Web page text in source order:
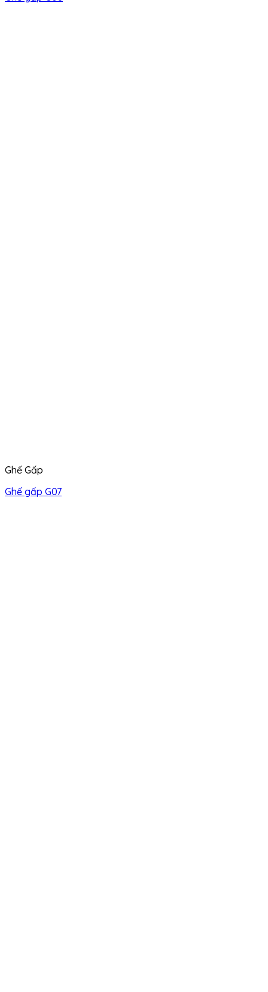
Ghế Gấp
Ghế gấp G07